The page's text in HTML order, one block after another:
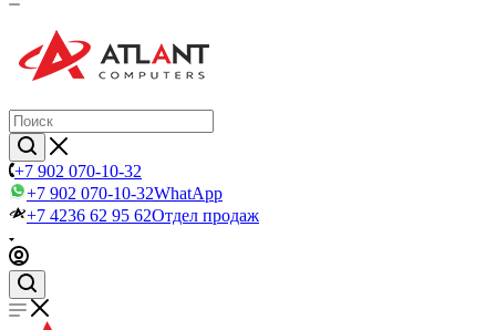
+7 902 070-10-32
+7 902 070-10-32WhatApp
+7 4236 62 95 62Отдел продаж